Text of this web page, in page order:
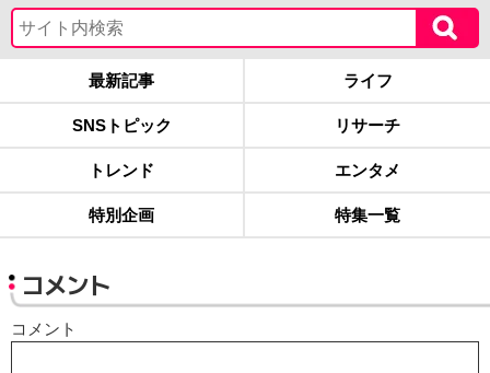
最新記事 ライフ
SNSトピック リサーチ
トレンド エンタメ
特別企画 特集一覧
コメント
コメント